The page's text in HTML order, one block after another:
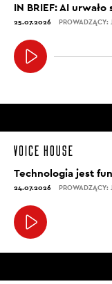
IN BRIEF: AI
25.07.2026 PROWADZĄCY:
Technologia jest
24.07.2026 PROWADZĄCY: